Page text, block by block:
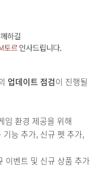
업데이트 점검이 진행될
임 환경 제공을 위해
능 추가, 신규 펫 추가,
이벤트 및 신규 상품 추가